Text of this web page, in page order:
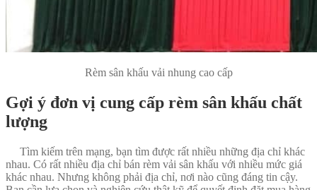
Rèm sân khấu vải nhung cao cấp
Gợi ý đơn vị cung cấp rèm sân khấu chất
lượng
Tìm kiếm trên mạng, bạn tìm được rất nhiều những địa chỉ khác
nhau. Có rất nhiều địa chỉ bán rèm vải sân khấu với nhiều mức giá
khác nhau. Nhưng không phải địa chỉ, nơi nào cũng đáng tin cậy.